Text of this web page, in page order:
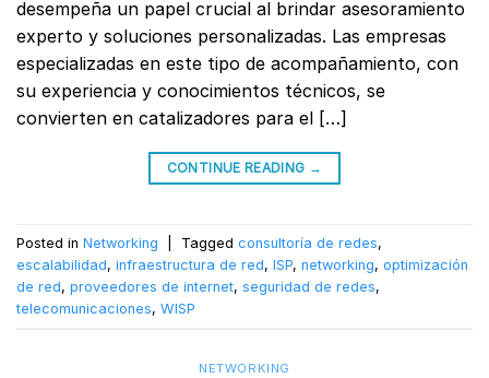
desempeña un papel crucial al brindar asesoramiento
experto y soluciones personalizadas. Las empresas
especializadas en este tipo de acompañamiento, con
su experiencia y conocimientos técnicos, se
convierten en catalizadores para el […]
CONTINUE READING →
Posted in Networking Tagged consultoría de redes,
escalabilidad, infraestructura de red, ISP, networking, optimización
de red, proveedores de internet, seguridad de redes,
telecomunicaciones, WISP
NETWORKING